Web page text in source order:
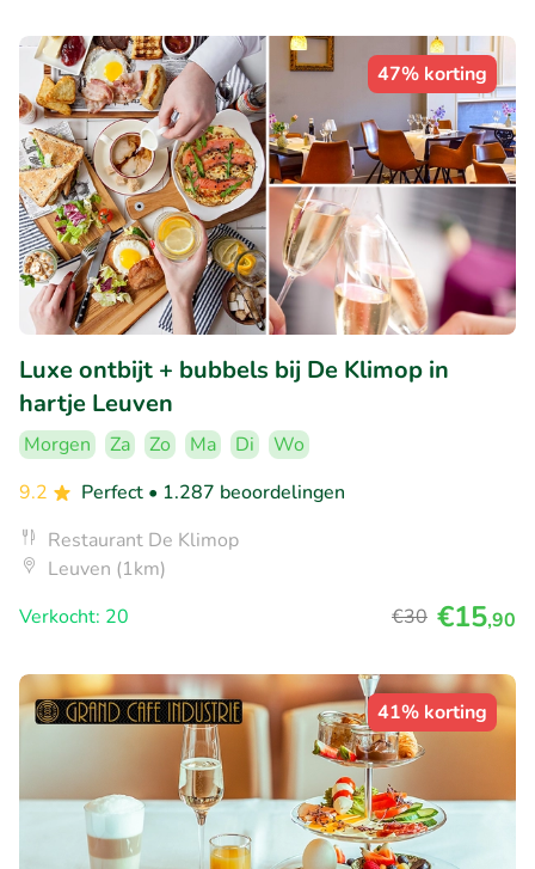
47% korting
Luxe ontbijt + bubbels bij De Klimop in
hartje Leuven
Morgen Za Zo Ma Di
Wo
9.2
Perfect • 1.287 beoordelingen
Restaurant De Klimop
Leuven (1km)
Verkocht: 20
€30 €15,90
41% korting